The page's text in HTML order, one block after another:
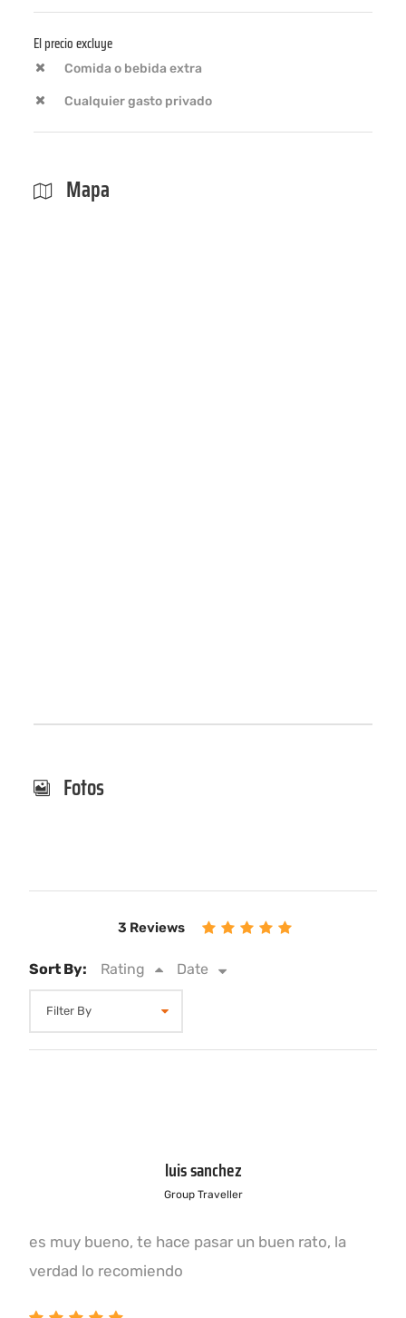
El precio excluye
Comida o bebida extra
Cualquier gasto privado
Mapa
Fotos
3 Reviews
Sort By: Rating Date
luis sanchez
Group Traveller
es muy bueno, te hace pasar un buen rato, la
verdad lo recomiendo